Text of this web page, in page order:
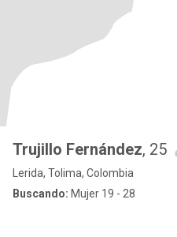
Trujillo Fernández, 25
Lerida, Tolima, Colombia
Buscando: Mujer 19 - 28